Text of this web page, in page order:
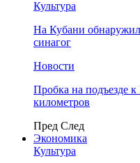
Культура
На Кубани
синагог
Новости
Пробка на подъезде
километров
Пред След
Экономика
Культура